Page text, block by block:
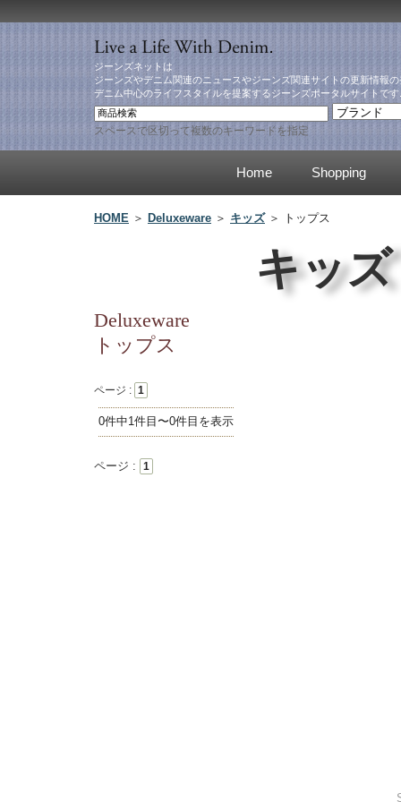
ジーンズネットは
ジーンズやデニム関連のニュースやジーンズ関連サイトの更新情報
デニム中心のライフスタイルを提案するジーンズポータルサイトで
スペースで区切って複数のキーワードを指定
Home Shopping
HOME ＞ Deluxeware ＞ キッズ＞ トップス
キッ
Deluxeware
トップス
ページ : 1
0件中1件目〜0件目を表示
ページ : 1